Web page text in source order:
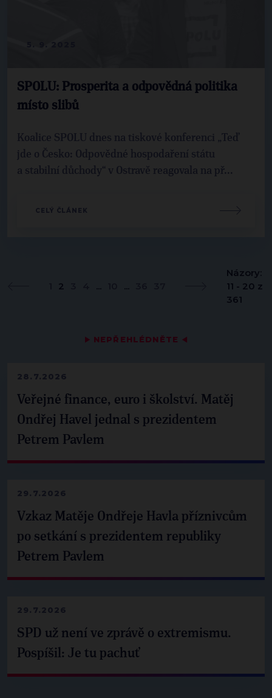
▶ NEPŘEHLÉDNĚTE ◀
28.7.2026
Veřejné finance, euro i školství. Matěj
Ondřej Havel jednal s prezidentem
Petrem Pavlem
29.7.2026
Vzkaz Matěje Ondřeje Havla příznivcům
po setkání s prezidentem republiky
Petrem Pavlem
29.7.2026
SPD už není ve zprávě o extremismu.
Pospíšil: Je tu pachuť
SPOLU: Prosperita a odpovědná politika
místo slibů
Koalice SPOLU dnes na tiskové konferenci „Teď
jde o Česko: Odpovědné hospodaření státu
a stabilní důchody“ v Ostravě reagovala na př...
CELÝ ČLÁNEK
2 ... ...
Názory:
11 - 20 z
361